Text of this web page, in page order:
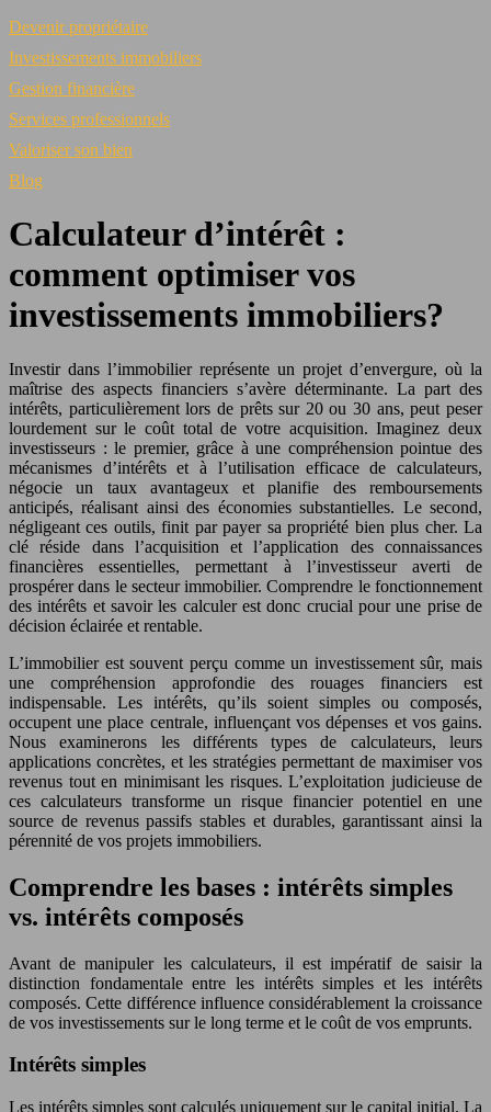
Devenir propriétaire
Investissements immobiliers
Gestion financière
Services professionnels
Valoriser son bien
Blog
Calculateur d’intérêt :
comment optimiser vos
investissements immobiliers?
Investir dans l’immobilier représente un projet d’envergure, où la
maîtrise des aspects financiers s’avère déterminante. La part des
intérêts, particulièrement lors de prêts sur 20 ou 30 ans, peut peser
lourdement sur le coût total de votre acquisition. Imaginez deux
investisseurs : le premier, grâce à une compréhension pointue des
mécanismes d’intérêts et à l’utilisation efficace de calculateurs,
négocie un taux avantageux et planifie des remboursements
anticipés, réalisant ainsi des économies substantielles. Le second,
négligeant ces outils, finit par payer sa propriété bien plus cher. La
clé réside dans l’acquisition et l’application des connaissances
financières essentielles, permettant à l’investisseur averti de
prospérer dans le secteur immobilier. Comprendre le fonctionnement
des intérêts et savoir les calculer est donc crucial pour une prise de
décision éclairée et rentable.
L’immobilier est souvent perçu comme un investissement sûr, mais
une compréhension approfondie des rouages financiers est
indispensable. Les intérêts, qu’ils soient simples ou composés,
occupent une place centrale, influençant vos dépenses et vos gains.
Nous examinerons les différents types de calculateurs, leurs
applications concrètes, et les stratégies permettant de maximiser vos
revenus tout en minimisant les risques. L’exploitation judicieuse de
ces calculateurs transforme un risque financier potentiel en une
source de revenus passifs stables et durables, garantissant ainsi la
pérennité de vos projets immobiliers.
Comprendre les bases : intérêts simples
vs. intérêts composés
Avant de manipuler les calculateurs, il est impératif de saisir la
distinction fondamentale entre les intérêts simples et les intérêts
composés. Cette différence influence considérablement la croissance
de vos investissements sur le long terme et le coût de vos emprunts.
Intérêts simples
Les intérêts simples sont calculés uniquement sur le capital initial. La